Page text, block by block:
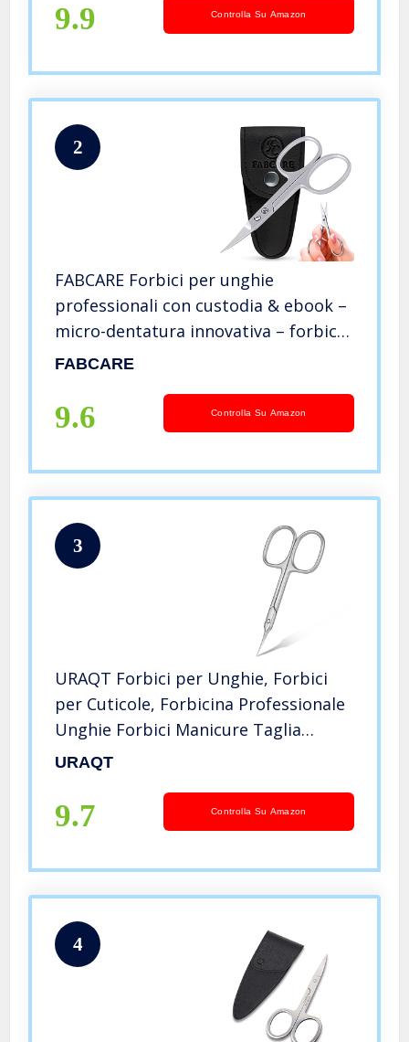
9.9 Controlla Su Amazon
2
FABCARE Forbici per unghie
professionali con custodia & ebook –
micro-dentatura innovativa – forbici
per unghie extra affilate con lame
e piedi
FABCARE
9.6 Controlla Su Amazon
3
URAQT Forbici per Unghie, Forbici
per Cuticole, Forbicina Professionale
Unghie Forbici Manicure Taglia
Cuticole per Professionale e
URAQT
9.7 Controlla Su Amazon
4